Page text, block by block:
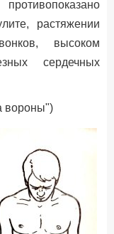
растяжении
высоком
сердечных
вороны")